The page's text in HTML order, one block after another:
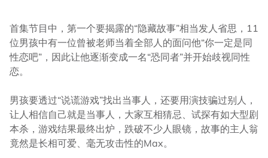
首集节目中，第一个要揭露的“隐藏故事”相当发人省思，11
位男孩中有一位曾被老师当着全部人的面问他“你一定是同
性恋吧”，因此让他逐渐变成一名“恐同者”并开始歧视同性
恋。
男孩要透过“说谎游戏”找出当事人，还要用演技骗过别人，
让人相信自己就是当事人，大家互相猜忌、试探有如大型剧
本杀，游戏结果最终出炉，跌破不少人眼镜，故事的主人翁
竟然是长相可爱、毫无攻击性的Max。